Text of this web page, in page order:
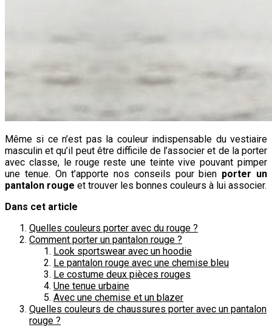
Même si ce n’est pas la couleur indispensable du vestiaire
masculin et qu’il peut être difficile de l’associer et de la porter
avec classe, le rouge reste une teinte vive pouvant pimper
une tenue. On t’apporte nos conseils pour bien porter un
pantalon rouge et trouver les bonnes couleurs à lui associer.
Dans cet article
Quelles couleurs porter avec du rouge ?
Comment porter un pantalon rouge ?
Look sportswear avec un hoodie
Le pantalon rouge avec une chemise bleu
Le costume deux pièces rouges
Une tenue urbaine
Avec une chemise et un blazer
Quelles couleurs de chaussures porter avec un pantalon
rouge ?